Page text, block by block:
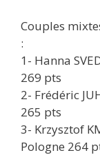
Couples
:
1- Hanna
269 pts
2- Frédéric
265 pts
3- Krzysztof
Pologne 264